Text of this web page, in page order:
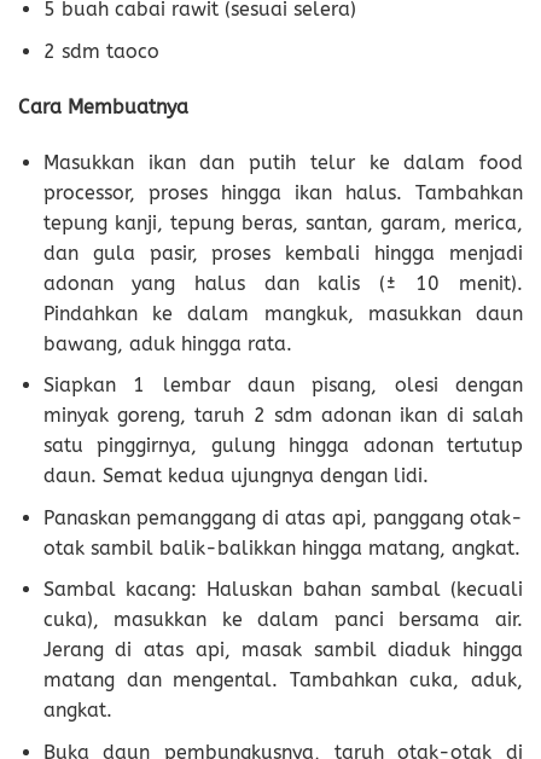
5 buah cabai rawit (sesuai selera)
2 sdm taoco
Cara Membuatnya
Masukkan ikan dan putih telur ke dalam food
processor, proses hingga ikan halus. Tambahkan
tepung kanji, tepung beras, santan, garam, merica,
dan gula pasir, proses kembali hingga menjadi
adonan yang halus dan kalis (± 10 menit).
Pindahkan ke dalam mangkuk, masukkan daun
bawang, aduk hingga rata.
Siapkan 1 lembar daun pisang, olesi dengan
minyak goreng, taruh 2 sdm adonan ikan di salah
satu pinggirnya, gulung hingga adonan tertutup
daun. Semat kedua ujungnya dengan lidi.
Panaskan pemanggang di atas api, panggang otak-
otak sambil balik-balikkan hingga matang, angkat.
Sambal kacang: Haluskan bahan sambal (kecuali
cuka), masukkan ke dalam panci bersama air.
Jerang di atas api, masak sambil diaduk hingga
matang dan mengental. Tambahkan cuka, aduk,
angkat.
Buka daun pembungkusnya, taruh otak-otak di